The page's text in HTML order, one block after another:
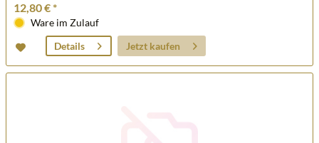
12,80 € *
Ware im Zulauf
Details
Jetzt kaufen